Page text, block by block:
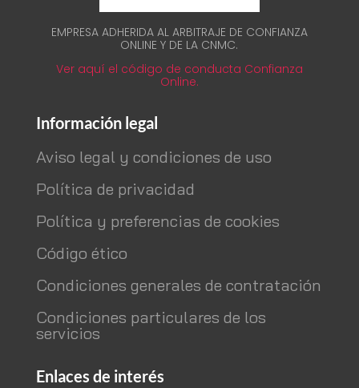
EMPRESA ADHERIDA AL ARBITRAJE DE CONFIANZA
ONLINE Y DE LA CNMC.
Ver aquí el código de conducta Confianza
Online.
Información legal
Aviso legal y condiciones de uso
Política de privacidad
Política y preferencias de cookies
Código ético
Condiciones generales de contratación
Condiciones particulares de los
servicios
Enlaces de interés